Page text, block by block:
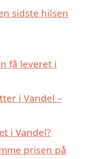
sidste hilsen
få leveret i
i Vandel –
i Vandel?
prisen på